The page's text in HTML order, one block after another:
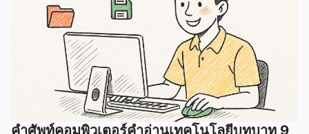
คําศัพท์คอมพิวเตอร์คําอ่านเทคโนโลยีบทบาท 9